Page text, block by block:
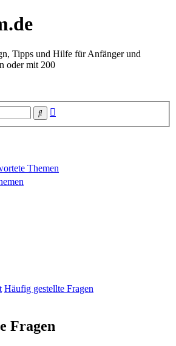
Tipps und Hilfe für Anfänger und
oder mit 200
Suche
Themen
Häufig gestellte Fragen
Fragen